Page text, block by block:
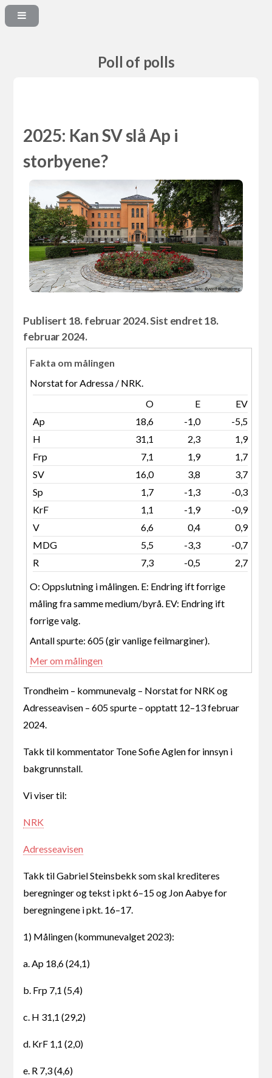
Poll of polls
2025: Kan SV slå Ap i
storbyene?
Publisert 18. februar 2024. Sist endret 18.
februar 2024.
Fakta om målingen
Norstat for Adressa / NRK.
O
E
EV
Ap
18,6 -1,0
-5,5
H
31,1 2,3
1,9
Frp
7,1 1,9
1,7
SV
16,0 3,8
3,7
Sp
1,7 -1,3
-0,3
KrF
1,1 -1,9
-0,9
V
6,6 0,4
0,9
MDG
5,5 -3,3
-0,7
R
7,3 -0,5 2,7
O: Oppslutning i målingen. E: Endring ift forrige
måling fra samme medium/byrå. EV: Endring ift
forrige valg.
Antall spurte: 605 (gir vanlige feilmarginer).
Mer om målingen
Trondheim – kommunevalg – Norstat for NRK og
Adresseavisen – 605 spurte – opptatt 12–13 februar
2024.
Takk til kommentator Tone Sofie Aglen for innsyn i
bakgrunnstall.
Vi viser til:
NRK
Adresseavisen
Takk til Gabriel Steinsbekk som skal krediteres
beregninger og tekst i pkt 6–15 og Jon Aabye for
beregningene i pkt. 16–17.
1) Målingen (kommunevalget 2023):
a. Ap 18,6 (24,1)
b. Frp 7,1 (5,4)
c. H 31,1 (29,2)
d. KrF 1,1 (2,0)
e. R 7,3 (4,6)